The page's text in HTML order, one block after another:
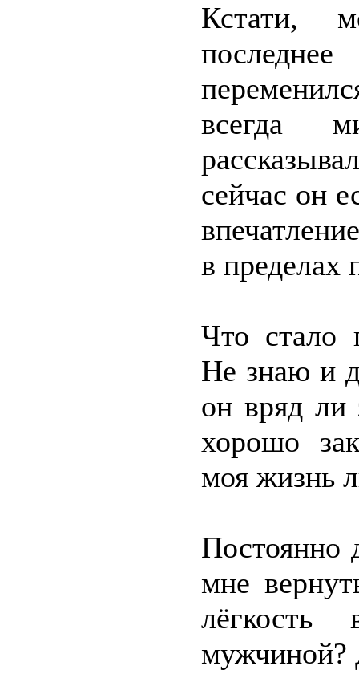
Кстати,
всегда
сейчас он
в пределах
Что стало
Не знаю и
он вряд ли
хорошо
моя жизнь
Постоянно
мне
мужчиной?